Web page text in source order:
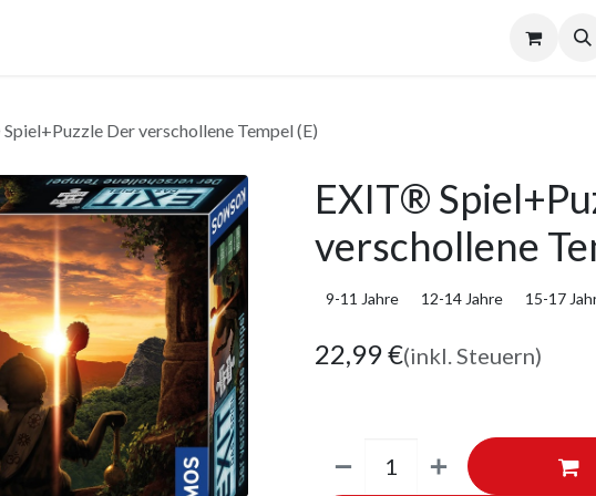
Der verschollene Tempel (E)
EXIT®
verschollene
9-11 Jahre 12-14 Jahre 15-17
22,99€(inkl. Steuern)